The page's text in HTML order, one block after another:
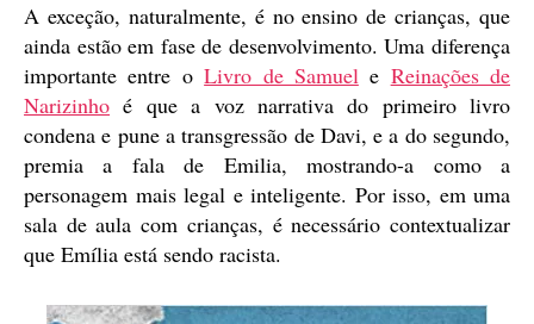
A exceção, naturalmente, é no ensino de crianças, que
ainda estão em fase de desenvolvimento. Uma diferença
importante entre oLivro de Samuele Reinações de
Narizinho é que a voz narrativa do primeiro livro
condena e pune a transgressão de Davi, e a do segundo,
premia a fala de Emilia, mostrando-a como a
personagem mais legal e inteligente. Por isso, em uma
sala de aula com crianças, é necessário contextualizar
que Emília está sendo racista.